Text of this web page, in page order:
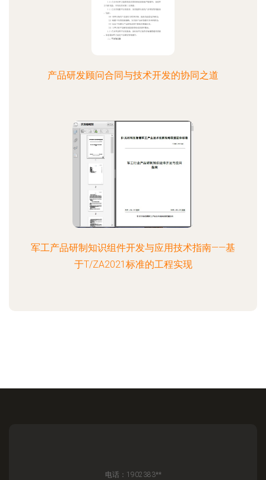
产品研发顾问合同与技术开发的协同之道
军工产品研制知识组件开发与应用技术指南——基
于T/ZA2021标准的工程实现
电话：1902383**